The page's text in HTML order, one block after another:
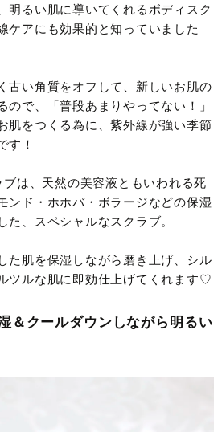
明るい肌に導いてくれるボディスク
ケアにも効果的と知っていました
古い角質をオフして、新しいお肌の
ので、「普段あまりやってない！」
肌をつくる為に、紫外線が強い季節
す！
は、天然の美容液ともいわれる死
ンド・ホホバ・ボラージなどの保湿
た、スペシャルなスクラブ。
た肌を保湿しながら磨き上げ、シル
ツルな肌に即効仕上げてくれます♡
＆クールダウンしながら明るい